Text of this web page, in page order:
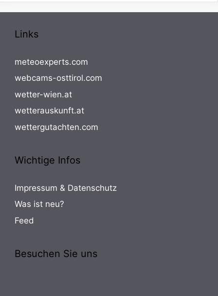
Links
meteoexperts.com
webcams-osttirol.com
wetter-wien.at
wetterauskunft.at
wettergutachten.com
Wichtige Infos
Impressum & Datenschutz
Was ist neu?
Feed
Besuchen Sie uns